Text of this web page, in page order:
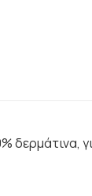
δερμάτινα,